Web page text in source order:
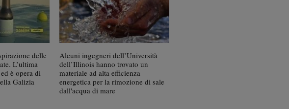
delle
L’ultima
è opera di
Galizia
Alcuni ingegneri dell’Università
dell’Illinois hanno trovato un
materiale ad alta efficienza
energetica per la rimozione di sale
dall'acqua di mare